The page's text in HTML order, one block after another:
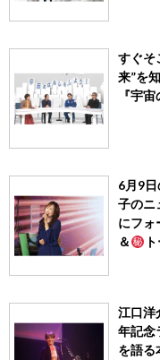
すぐそ
来”を
『宇
6月9
子のニ
にフ
＆
江口洋
年記念
を語る